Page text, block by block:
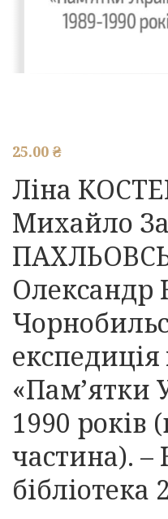
25.00 ₴
Ліна
Михайло
«Пам’ятки
1990 років
частина). –